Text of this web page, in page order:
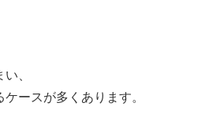
、
ースが多くあります。